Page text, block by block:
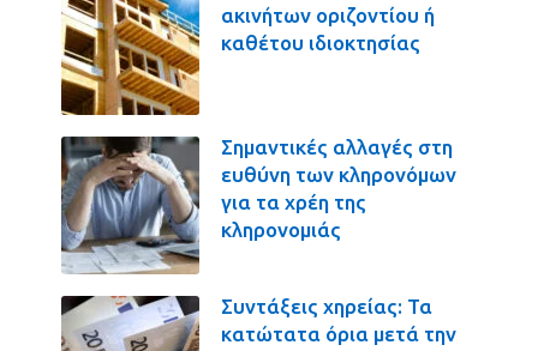
ακινήτων οριζοντίου ή
καθέτου ιδιοκτησίας
Σημαντικές αλλαγές στη
ευθύνη των κληρονόμων
για τα χρέη της
κληρονομιάς
Συντάξεις χηρείας: Τα
κατώτατα όρια μετά την